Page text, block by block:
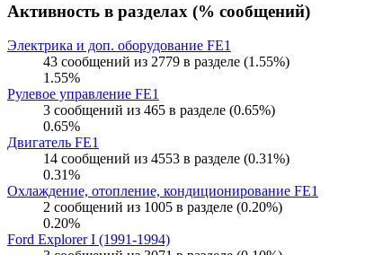
Активность в разделах (% сообщений)
Электрика и доп. оборудование FE1
43 сообщений из 2779 в разделе (1.55%)
1.55%
Рулевое управление FE1
3 сообщений из 465 в разделе (0.65%)
0.65%
Двигатель FE1
14 сообщений из 4553 в разделе (0.31%)
0.31%
Охлаждение, отопление, кондиционирование FE1
2 сообщений из 1005 в разделе (0.20%)
0.20%
Ford Explorer I (1991-1994)